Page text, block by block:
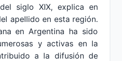
siglo XIX, explica en
apellido en esta región.
en Argentina ha sido
y activas en la
a la difusión de